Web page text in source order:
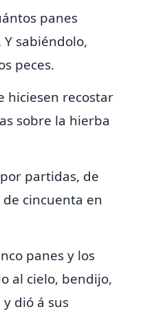
panes
sabiéndolo,
peces.
hiciesen recostar
sobre la hierba
partidas, de
cincuenta en
panes y los
al cielo, bendijo,
dió á sus